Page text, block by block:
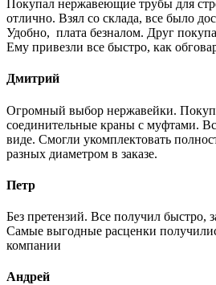
Покупал нержавеющие трубы для
отлично. Взял со склада, все было
Удобно, плата безналом. Друг
Ему привезли все быстро, как
Дмитрий
Огромный выбор нержавейки.
соединительные краны с муфтами.
виде. Смогли укомплектовать
разных диаметром в заказе.
Петр
Без претензий. Все получил быстро,
Самые выгодные расценки
компании
Андрей